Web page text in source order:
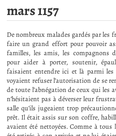
mars 1157
De nombreux malades gardés par les
faire un grand effort pour pouvoir
familles, les amis, les compagnons
pour aider à porter, soutenir,
faisaient entendre ici et là parmi
voyaient refuser l’autorisation de se
de toute l’abnégation de ceux qui les
n’hésitaient pas à déverser leur
salle qu’ils jugeaient trop
prêt. Il était assis sur son coffre,
avaient été nettoyées. Comme à